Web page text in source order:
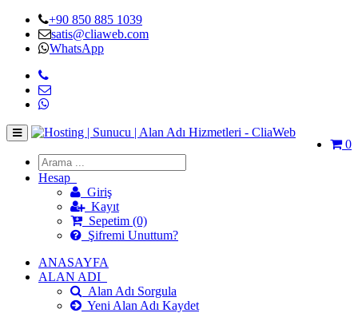
+90 850 885 1039
satis@cliaweb.com
WhatsApp
0
Hesap
Giriş
Kayıt
Sepetim (0)
Şifremi Unuttum?
ANASAYFA
ALAN ADI
Alan Adı Sorgula
Yeni Alan Adı Kaydet